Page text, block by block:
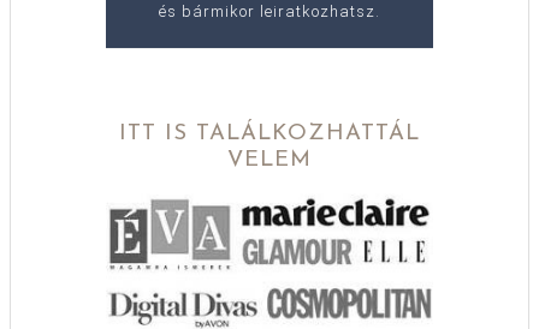
és bármikor leiratkozhatsz.
ITT IS TALÁLKOZHATTÁL
VELEM